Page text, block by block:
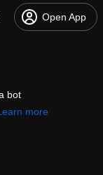
Open App
bot
more